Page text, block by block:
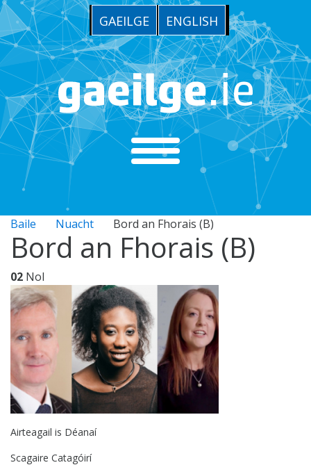
GAEILGE ENGLISH
Baile Nuacht Bord an Fhorais (B)
Bord an Fhorais (B)
02 Nol
Airteagail is Déanaí
Scagaire Catagóirí